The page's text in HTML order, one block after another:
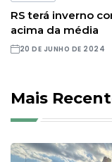
RS terá inverno
acima da média
20 DE JUNHO DE 2024
Mais